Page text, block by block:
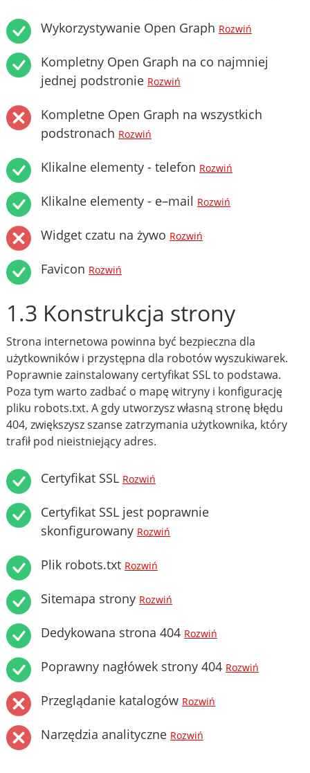
Wykorzystywanie Open Graph Rozwiń
Kompletny Open Graph na co najmniej
jednej podstronie Rozwiń
Kompletne Open Graph na wszystkich
podstronach Rozwiń
Klikalne elementy - telefon Rozwiń
Klikalne elementy - e–mail Rozwiń
Widget czatu na żywo Rozwiń
Favicon Rozwiń
1.3 Konstrukcja strony
Strona internetowa powinna być bezpieczna dla
użytkowników i przystępna dla robotów wyszukiwarek.
Poprawnie zainstalowany certyfikat SSL to podstawa.
Poza tym warto zadbać o mapę witryny i konfigurację
pliku robots.txt. A gdy utworzysz własną stronę błędu
404, zwiększysz szanse zatrzymania użytkownika, który
trafił pod nieistniejący adres.
Certyfikat SSL Rozwiń
Certyfikat SSL jest poprawnie
skonfigurowany Rozwiń
Plik robots.txt Rozwiń
Sitemapa strony Rozwiń
Dedykowana strona 404 Rozwiń
Poprawny nagłówek strony 404 Rozwiń
Przeglądanie katalogów Rozwiń
Narzędzia analityczne Rozwiń